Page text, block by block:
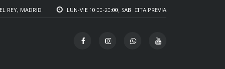
LUN-VIE 10:00-20:00, SAB: CITA PREVIA
REY, MADRID